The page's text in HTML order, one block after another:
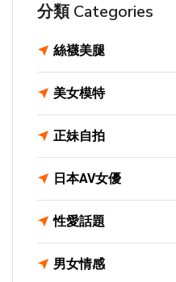
分類 Categories
絲襪美腿
美女模特
正妹自拍
日本AV女優
性愛話題
男女情感